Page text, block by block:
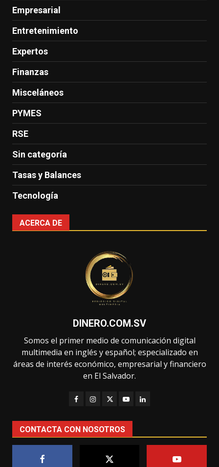
Empresarial
Entretenimiento
Expertos
Finanzas
Misceláneos
PYMES
RSE
Sin categoría
Tasas y Balances
Tecnología
ACERCA DE
DINERO.COM.SV
Somos el primer medio de comunicación digital
multimedia en inglés y español; especializado en
áreas de interés económico, empresarial y financiero
en El Salvador.
CONTACTA CON NOSOTROS